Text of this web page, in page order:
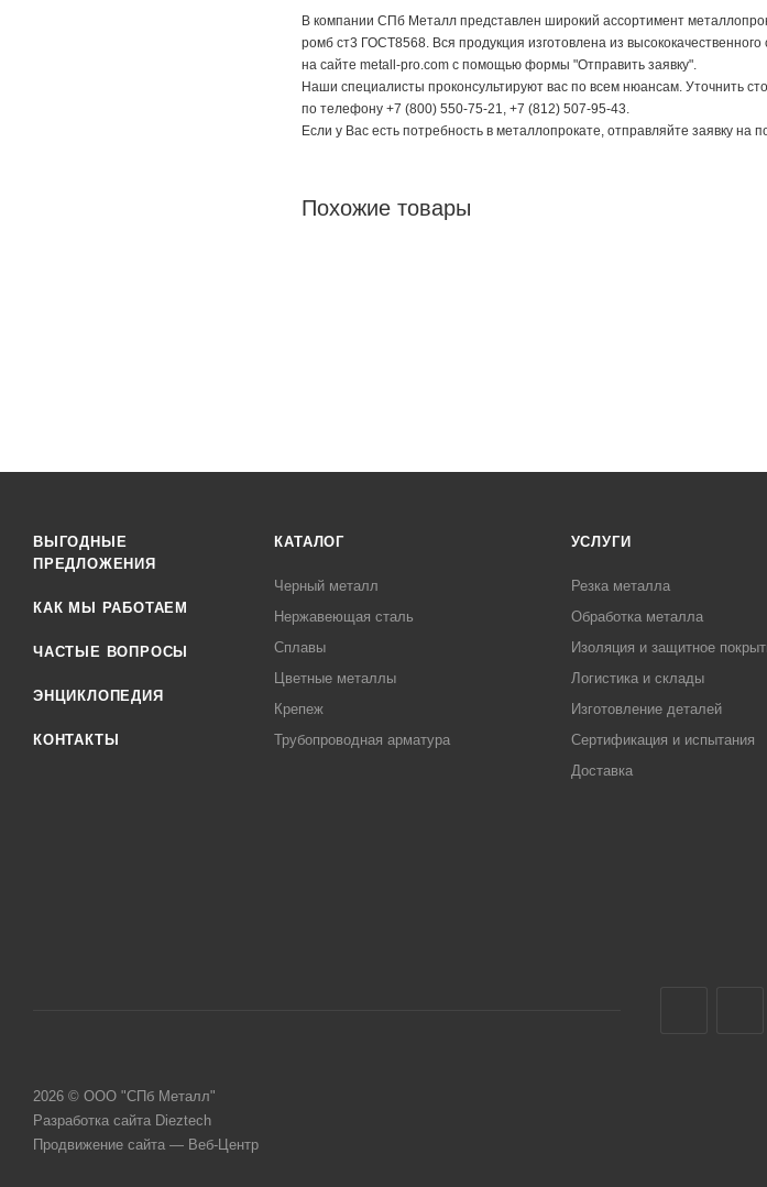
В компании СПб Металл представлен широкий ассортимент
ромб ст3 ГОСТ8568. Вся продукция изготовлена из
на сайте metall-pro.com с помощью формы "Отправить заявку".
Наши специалисты проконсультируют вас по всем нюансам. Уточнить
по телефону +7 (800) 550-75-21, +7 (812) 507-95-43.
Если у Вас есть потребность в металлопрокате, отправляйте заявку на
Похожие товары
ВЫГОДНЫЕ
ПРЕДЛОЖЕНИЯ
КАК МЫ РАБОТАЕМ
ЧАСТЫЕ ВОПРОСЫ
ЭНЦИКЛОПЕДИЯ
КОНТАКТЫ
КАТАЛОГ
Черный металл
Нержавеющая сталь
Сплавы
Цветные металлы
Крепеж
Трубопроводная арматура
УСЛУГИ
Резка металла
Обработка металла
Изоляция и защитное
Логистика и склады
Изготовление деталей
Сертификация и испытания
Доставка
2026 © ООО "СПб Металл"
Разработка сайта Dieztech
Продвижение сайта — Веб-Центр